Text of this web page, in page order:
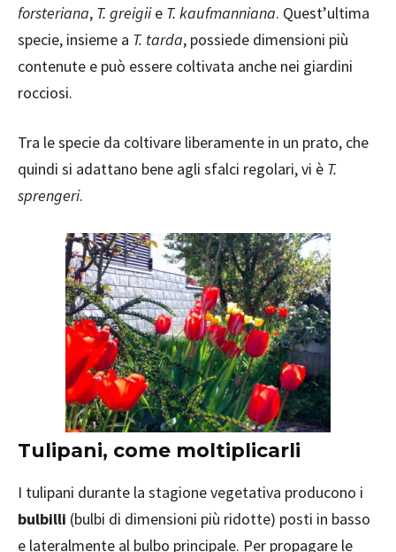
forsteriana, T. greigiie T. kaufmanniana. Quest’ultima
specie, insieme a T. tarda, possiede dimensioni più
contenute e può essere coltivata anche nei giardini
rocciosi.
Tra le specie da coltivare liberamente in un prato, che
quindi si adattano bene agli sfalci regolari, vi è T.
sprengeri.
Tulipani, come moltiplicarli
I tulipani durante la stagione vegetativa producono i
bulbilli (bulbi di dimensioni più ridotte) posti in basso
e lateralmente al bulbo principale. Per propagare le